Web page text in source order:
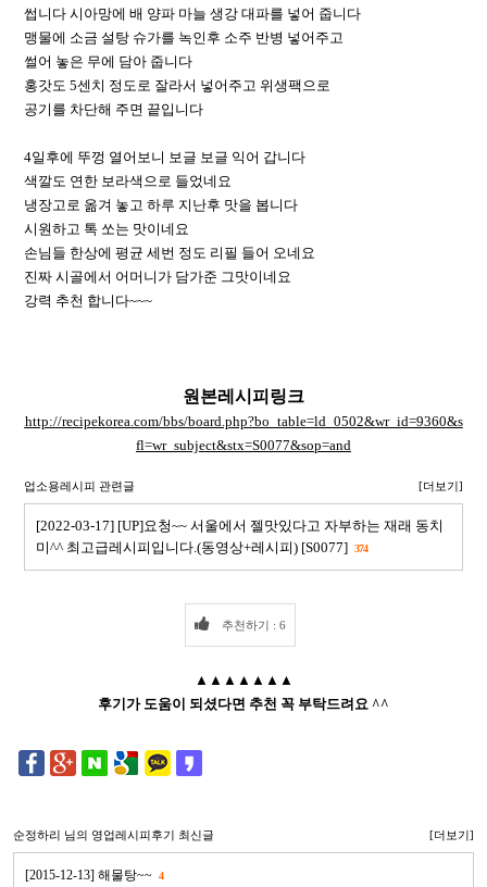
썹니다 시아망에 배 양파 마늘 생강 대파를 넣어 줍니다
맹물에 소금 설탕 슈가를 녹인후 소주 반병 넣어주고
썰어 놓은 무에 담아 줍니다
홍갓도 5센치 정도로 잘라서 넣어주고 위생팩으로
공기를 차단해 주면 끝입니다
4일후에 뚜껑 열어보니 보글 보글 익어 갑니다
색깔도 연한 보라색으로 들었네요
냉장고로 옮겨 놓고 하루 지난후 맛을 봅니다
시원하고 톡 쏘는 맛이네요
손님들 한상에 평균 세번 정도 리필 들어 오네요
진짜 시골에서 어머니가 담가준 그맛이네요
강력 추천 합니다~~~
원본레시피링크
http://recipekorea.com/bbs/board.php?bo_table=ld_0502&wr_id=9360&s
fl=wr_subject&stx=S0077&sop=and
업소용레시피 관련글 [더보기]
[2022-03-17] [UP]요청~~ 서울에서 젤맛있다고 자부하는 재래 동치
미^^ 최고급레시피입니다.(동영상+레시피) [S0077] 374
추천하기 : 6
▲▲▲▲▲▲▲
후기가 도움이 되셨다면 추천 꼭 부탁드려요 ^^
순정하리 님의 영업레시피후기 최신글 [더보기]
[2015-12-13] 해물탕~~ 4